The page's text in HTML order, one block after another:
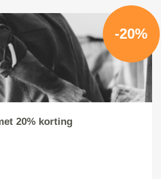
-20%
20% korting